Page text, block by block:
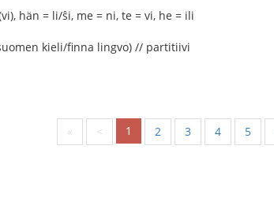
hän = li/ŝi, me = ni, te = vi, he = ili
kieli/finna lingvo) // partitiivi
« < 1 2 3 4 5